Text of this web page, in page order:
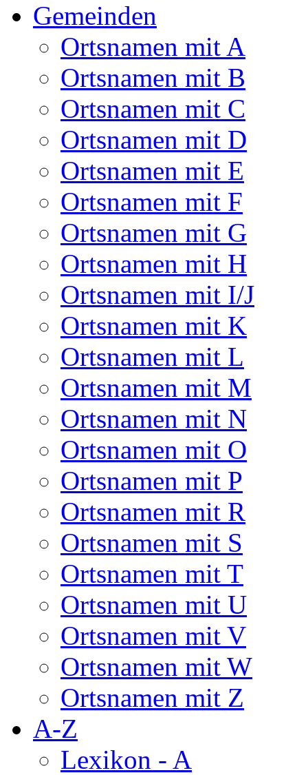
Gemeinden
Ortsnamen mit A
Ortsnamen mit B
Ortsnamen mit C
Ortsnamen mit D
Ortsnamen mit E
Ortsnamen mit F
Ortsnamen mit G
Ortsnamen mit H
Ortsnamen mit I/J
Ortsnamen mit K
Ortsnamen mit L
Ortsnamen mit M
Ortsnamen mit N
Ortsnamen mit O
Ortsnamen mit P
Ortsnamen mit R
Ortsnamen mit S
Ortsnamen mit T
Ortsnamen mit U
Ortsnamen mit V
Ortsnamen mit W
Ortsnamen mit Z
A-Z
Lexikon - A